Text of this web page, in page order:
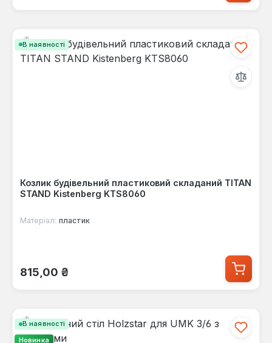
В наявності
Козлик будівельний пластиковий складаний TITAN
STAND Kistenberg KTS8060
Матеріал: пластик
Звичайна ціна:
815,00 ₴
В наявності
Новинка